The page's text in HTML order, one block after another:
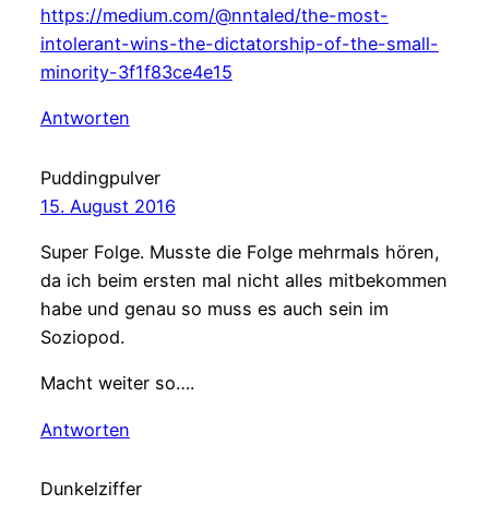
https://medium.com/@nntaled/the-most-
intolerant-wins-the-dictatorship-of-the-small-
minority-3f1f83ce4e15
Antworten
Puddingpulver
15. August 2016
Super Folge. Musste die Folge mehrmals hören,
da ich beim ersten mal nicht alles mitbekommen
habe und genau so muss es auch sein im
Soziopod.
Macht weiter so….
Antworten
Dunkelziffer